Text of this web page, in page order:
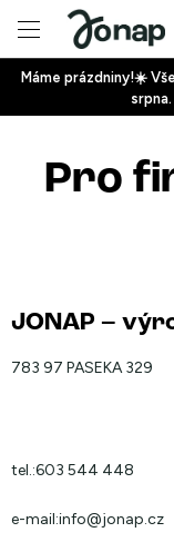
obsah
Máme prázdniny!☀️
Pro
JONAP –
783 97 PASEKA 329
tel.:603 544 448
e-mail:info@jonap.cz